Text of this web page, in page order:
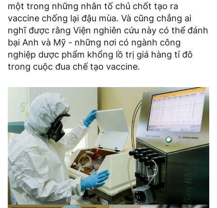
một trong những nhân tố chủ chốt tạo ra
vaccine chống lại đậu mùa. Và cũng chẳng ai
nghĩ được rằng Viện nghiên cứu này có thể đánh
bại Anh và Mỹ - những nơi có ngành công
nghiệp dược phẩm khổng lồ trị giá hàng tỉ đô
trong cuộc đua chế tạo vaccine.